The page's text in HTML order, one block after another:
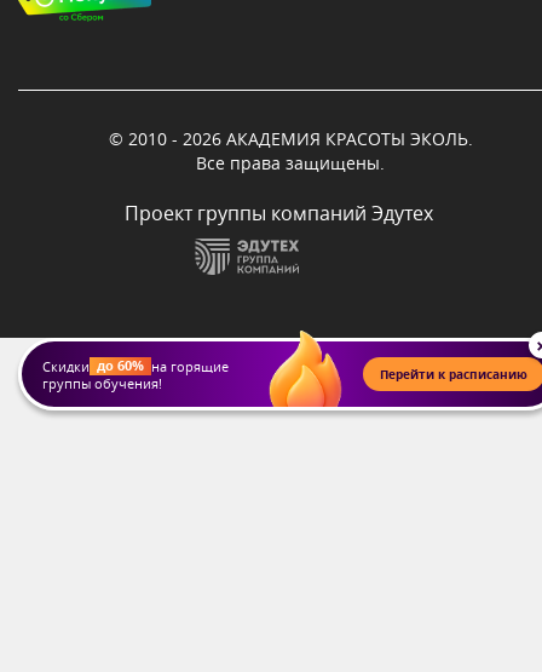
© 2010 - 2026 АКАДЕМИЯ КРАСОТЫ ЭКОЛЬ.
Все права защищены.
Проект группы компаний Эдутех
Скидки до 60% на горящие
группы обучения!
Перейти к расписанию